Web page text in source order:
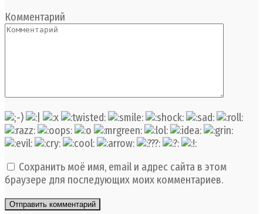
Комментарий
Сохранить моё имя, email и адрес сайта в этом
браузере для последующих моих комментариев.